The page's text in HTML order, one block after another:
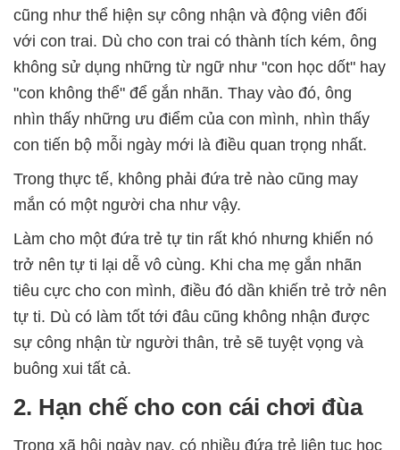
cũng như thể hiện sự công nhận và động viên đối
với con trai. Dù cho con trai có thành tích kém, ông
không sử dụng những từ ngữ như "con học dốt" hay
"con không thể" để gắn nhãn. Thay vào đó, ông
nhìn thấy những ưu điểm của con mình, nhìn thấy
con tiến bộ mỗi ngày mới là điều quan trọng nhất.
Trong thực tế, không phải đứa trẻ nào cũng may
mắn có một người cha như vậy.
Làm cho một đứa trẻ tự tin rất khó nhưng khiến nó
trở nên tự ti lại dễ vô cùng. Khi cha mẹ gắn nhãn
tiêu cực cho con mình, điều đó dần khiến trẻ trở nên
tự ti. Dù có làm tốt tới đâu cũng không nhận được
sự công nhận từ người thân, trẻ sẽ tuyệt vọng và
buông xui tất cả.
2. Hạn chế cho con cái chơi đùa
Trong xã hội ngày nay, có nhiều đứa trẻ liên tục học